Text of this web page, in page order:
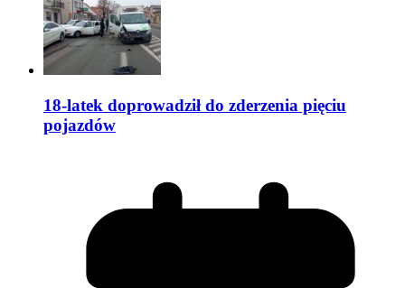
18-latek doprowadził do zderzenia pięciu
pojazdów